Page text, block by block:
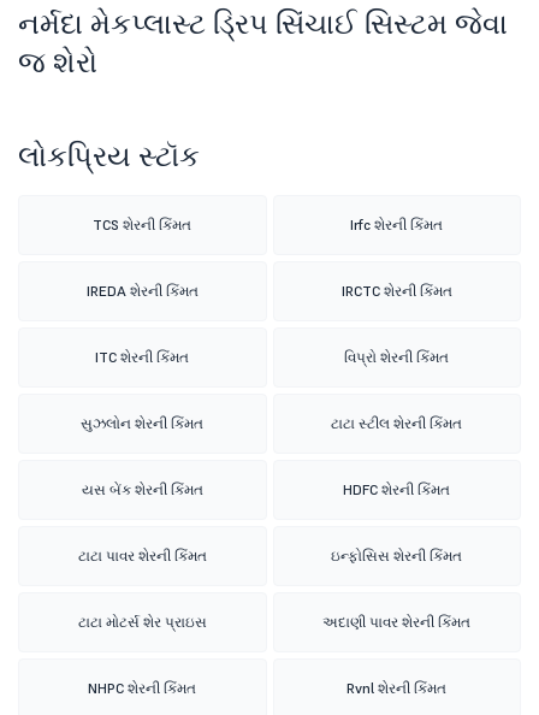
નર્મદા મેકપ્લાસ્ટ ડ્રિપ સિંચાઈ સિસ્ટમ જેવા
જ શેરો
લોકપ્રિય સ્ટૉક
TCS શેરની કિંમત Irfc શેરની કિંમત
IREDA શેરની કિંમત IRCTC શેરની કિંમત
ITC શેરની કિંમત વિપ્રો શેરની કિંમત
સુઝલોન શેરની કિંમત ટાટા સ્ટીલ શેરની કિંમત
યસ બેંક શેરની કિંમત HDFC શેરની કિંમત
ટાટા પાવર શેરની કિંમત ઇન્ફોસિસ શેરની કિંમત
ટાટા મોટર્સ શેર પ્રાઇસ અદાણી પાવર શેરની કિંમત
NHPC શેરની કિંમત Rvnl શેરની કિંમત